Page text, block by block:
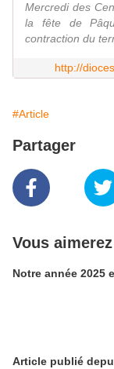
Mercredi des
la fête de
contraction du
http://
#Article
Partager
Vous
Notre année 2025